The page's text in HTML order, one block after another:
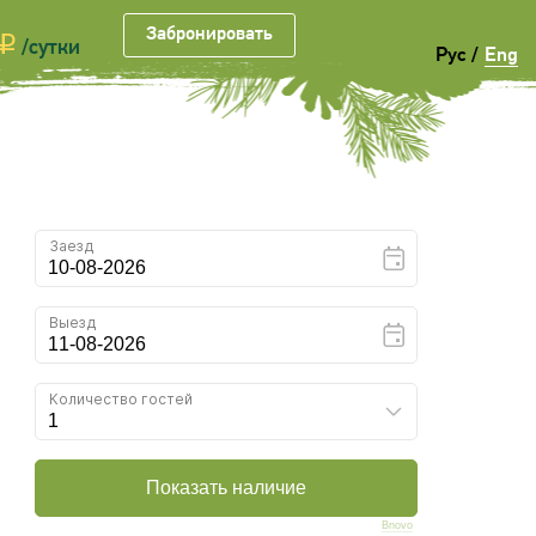
Забронировать
/сутки Рус / Eng
Bnovo